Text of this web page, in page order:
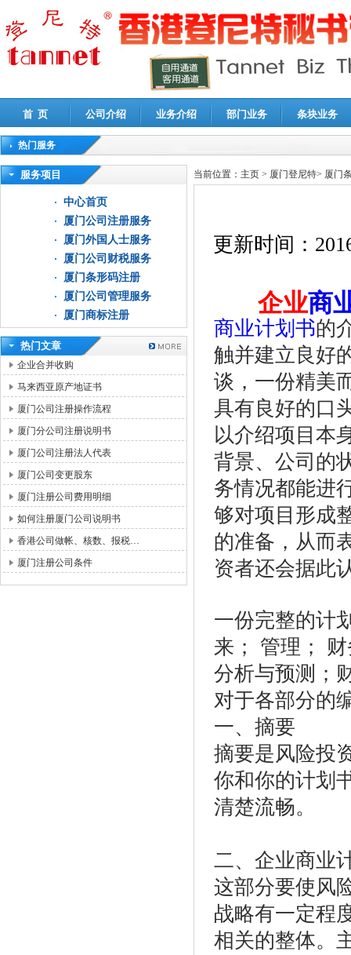
首 页 公司介绍 业务介绍 部门业务 条块业务
热门服务
高新技术企业认定审计|企业所得税汇算清缴申报鉴证
服务项目
中心首页
厦门公司注册服务
厦门外国人士服务
厦门公司财税服务
厦门条形码注册
厦门公司管理服务
厦门商标注册
热门文章
企业合并收购
马来西亚原产地证书
厦门公司注册操作流程
厦门分公司注册说明书
厦门公司注册法人代表
厦门公司变更股东
厦门注册公司费用明细
如何注册厦门公司说明书
香港公司做帐、核数、报税…
厦门注册公司条件
当前位置： 主页 > 厦门登尼特> 厦门
更新时间：
企业商
商业计划书的
触并建立良好
谈，一份精美
具有良好的口
以介绍项目本
背景、公司的
务情况都能进
够对项目形成
的准备，从而
资者还会据此
一份完整的计
来； 管理；
分析与预测；
对于各部分的
一、摘要
摘要是风险投
你和你的计划
清楚流畅。
二、企业商业
这部分要使风
战略有一定程
相关的整体。